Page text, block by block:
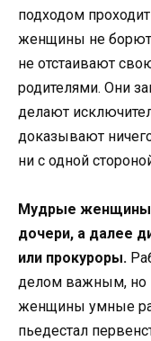
подходом
женщины не
не отстаивают
родителями. Они
делают
доказывают
ни с одной
Мудрые женщины
дочери, а далее
или прокуроры.
делом важным, но
женщины умные
пьедестал